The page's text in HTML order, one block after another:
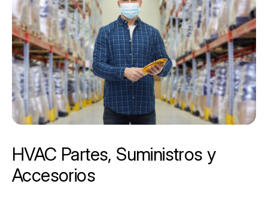
HVAC Partes, Suministros y
Accesorios